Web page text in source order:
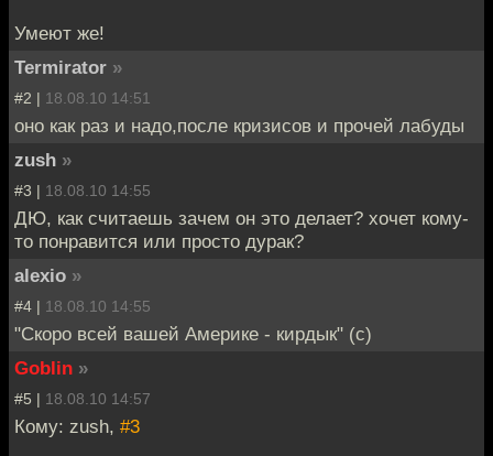
Умеют же!
Termirator »
#2 | 18.08.10 14:51
оно как раз и надо,после кризисов и прочей лабуды
zush »
#3 | 18.08.10 14:55
ДЮ, как считаешь зачем он это делает? хочет кому-
то понравится или просто дурак?
alexio »
#4 | 18.08.10 14:55
"Скоро всей вашей Америке - кирдык" (с)
Goblin »
#5 | 18.08.10 14:57
Кому: zush, #3